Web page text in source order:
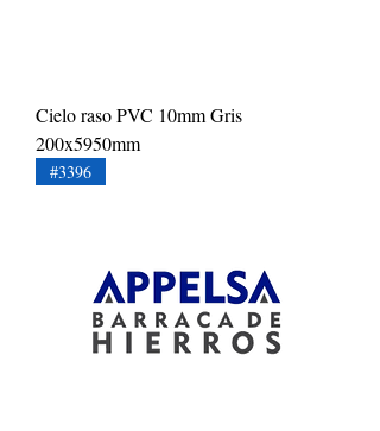
Cielo raso PVC 10mm Gris
200x5950mm
#3396